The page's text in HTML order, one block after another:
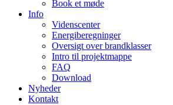
Book et møde
Info
Videnscenter
Energiberegninger
Oversigt over brandklasser
Intro til projektmappe
FAQ
Download
Nyheder
Kontakt